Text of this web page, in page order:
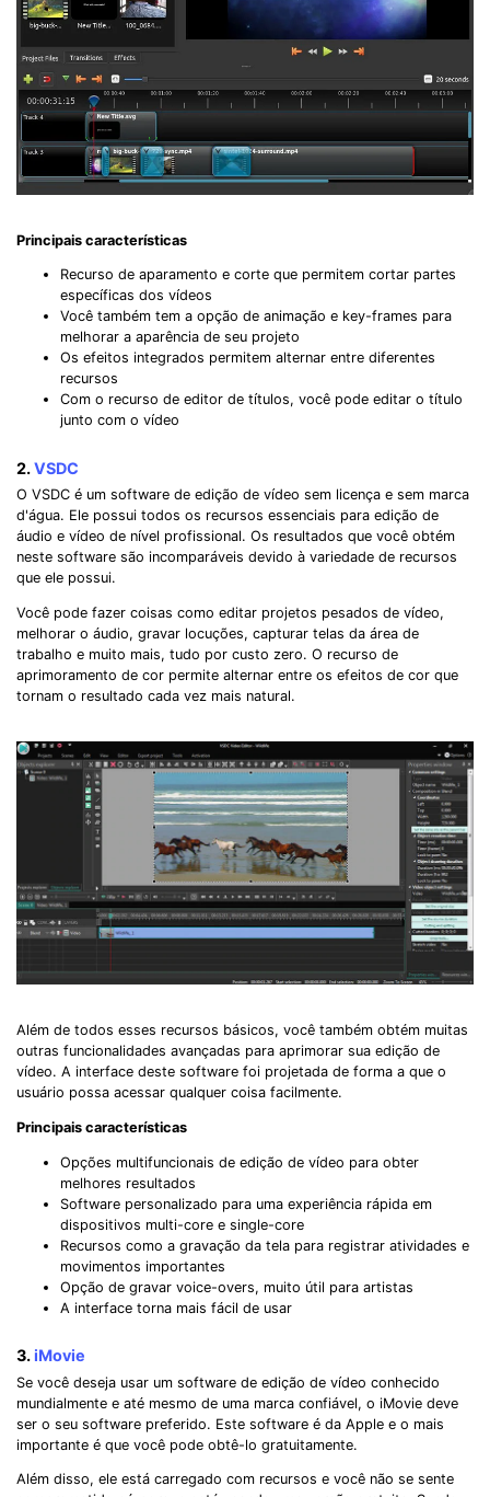
Principais características
Recurso de aparamento e corte que permitem cortar partes
específicas dos vídeos
Você também tem a opção de animação e key-frames para
melhorar a aparência de seu projeto
Os efeitos integrados permitem alternar entre diferentes
recursos
Com o recurso de editor de títulos, você pode editar o título
junto com o vídeo
2.VSDC
O VSDC é um software de edição de vídeo sem licença e sem marca
d'água. Ele possui todos os recursos essenciais para edição de
áudio e vídeo de nível profissional. Os resultados que você obtém
neste software são incomparáveis devido à variedade de recursos
que ele possui.
Você pode fazer coisas como editar projetos pesados de vídeo,
melhorar o áudio, gravar locuções, capturar telas da área de
trabalho e muito mais, tudo por custo zero. O recurso de
aprimoramento de cor permite alternar entre os efeitos de cor que
tornam o resultado cada vez mais natural.
Além de todos esses recursos básicos, você também obtém muitas
outras funcionalidades avançadas para aprimorar sua edição de
vídeo. A interface deste software foi projetada de forma a que o
usuário possa acessar qualquer coisa facilmente.
Principais características
Opções multifuncionais de edição de vídeo para obter
melhores resultados
Software personalizado para uma experiência rápida em
dispositivos multi-core e single-core
Recursos como a gravação da tela para registrar atividades e
movimentos importantes
Opção de gravar voice-overs, muito útil para artistas
A interface torna mais fácil de usar
3.iMovie
Se você deseja usar um software de edição de vídeo conhecido
mundialmente e até mesmo de uma marca confiável, o iMovie deve
ser o seu software preferido. Este software é da Apple e o mais
importante é que você pode obtê-lo gratuitamente.
Além disso, ele está carregado com recursos e você não se sente